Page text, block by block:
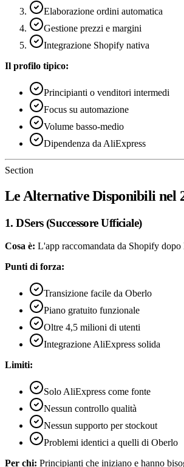
Elaborazione ordini automatica
Gestione prezzi e margini
Integrazione Shopify nativa
Il profilo tipico:
Principianti o venditori intermedi
Focus su automazione
Volume basso-medio
Dipendenza da AliExpress
Section
Le Alternative Disponibili nel
1. DSers (Successore Ufficiale)
Cosa è: L'app raccomandata da Shopify
Punti di forza:
Transizione facile da Oberlo
Piano gratuito funzionale
Oltre 4,5 milioni di utenti
Integrazione AliExpress solida
Limiti:
Solo AliExpress come fonte
Nessun controllo qualità
Nessun supporto per stockout
Problemi identici a quelli di Oberlo
Per chi: Principianti che iniziano e hanno